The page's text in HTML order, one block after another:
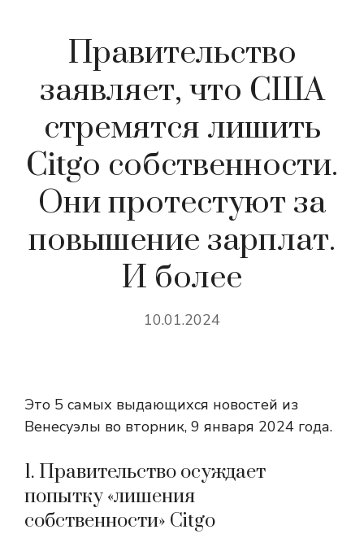
Правительство
заявляет, что США
стремятся лишить
Citgo собственности.
Они протестуют за
повышение зарплат.
И более
10.01.2024
Это 5 самых выдающихся новостей из
Венесуэлы во вторник, 9 января 2024 года.
1. Правительство осуждает
попытку «лишения
собственности» Citgo